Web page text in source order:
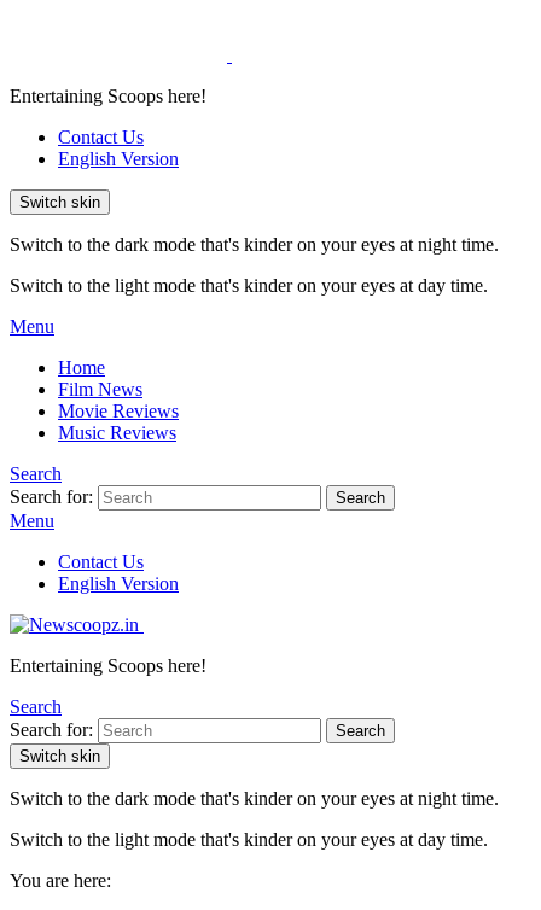
Entertaining Scoops here!
Contact Us
English Version
Switch skin
Switch to the dark mode that's kinder on your eyes at night time.
Switch to the light mode that's kinder on your eyes at day time.
Menu
Home
Film News
Movie Reviews
Music Reviews
Search
Search for:
Search
Menu
Contact Us
English Version
Entertaining Scoops here!
Search
Search for:
Search
Switch skin
Switch to the dark mode that's kinder on your eyes at night time.
Switch to the light mode that's kinder on your eyes at day time.
You are here: